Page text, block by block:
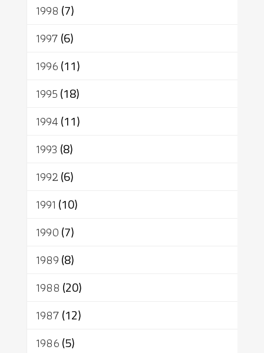
1998 (7)
1997(6)
1996(11)
1995(18)
1994(11)
1993 (8)
1992(6)
1991 (10)
1990(7)
1989(8)
1988 (20)
1987(12)
1986(5)